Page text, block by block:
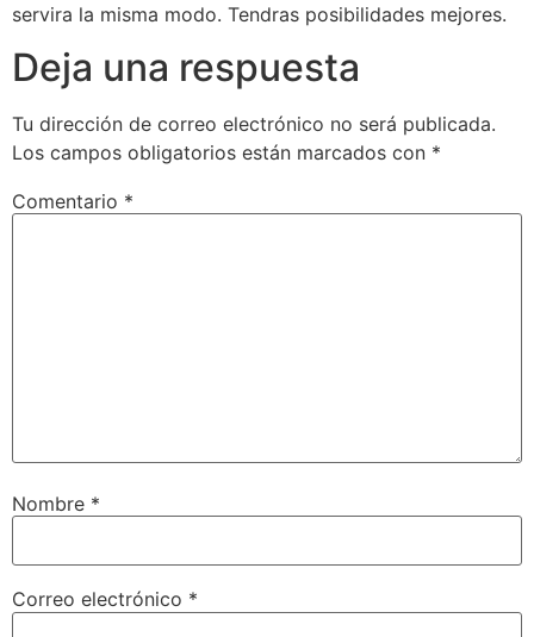
servira la misma modo. Tendras posibilidades mejores.
Deja una respuesta
Tu dirección de correo electrónico no será publicada.
Los campos obligatorios están marcados con *
Comentario *
Nombre *
Correo electrónico *